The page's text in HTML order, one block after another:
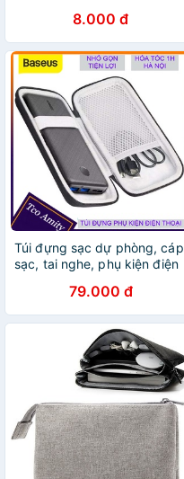
tiện ích - KLH shop
8.000 đ
Túi đựng sạc dự phòng, cáp
sạc, tai nghe, phụ kiện điện
79.000 đ